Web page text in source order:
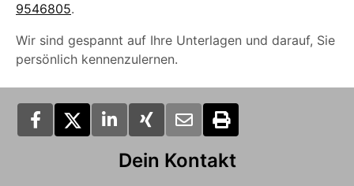
9546805.
Wir sind gespannt auf Ihre Unterlagen und darauf, Sie
persönlich kennenzulernen.
Dein Kontakt